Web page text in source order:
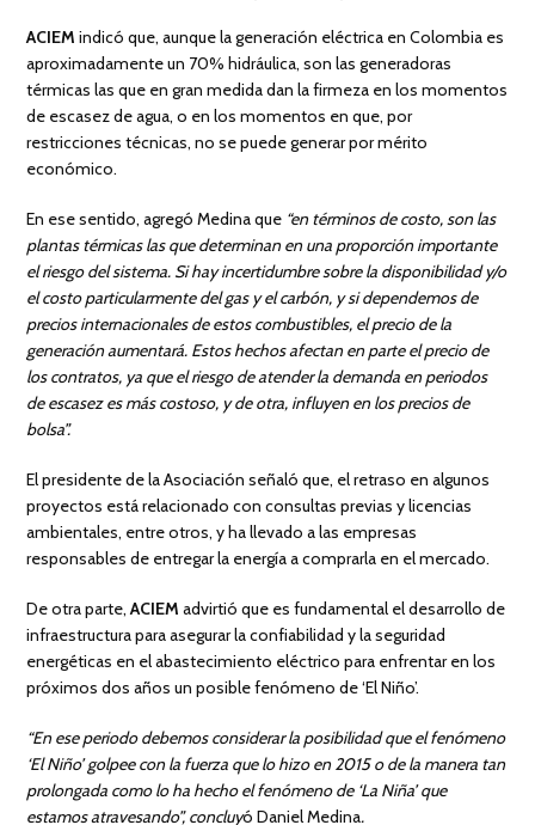
ACIEMindicó que, aunque la generación eléctrica en Colombia es
aproximadamente un 70% hidráulica, son las generadoras
térmicas las que en gran medida dan la firmeza en los momentos
de escasez de agua, o en los momentos en que, por
restricciones técnicas, no se puede generar por mérito
económico.
En ese sentido, agregó Medina que “en términos de costo, son las
plantas térmicas las que determinan en una proporción importante
el riesgo del sistema. Si hay incertidumbre sobre la disponibilidad y/o
el costo particularmente del gas y el carbón, y si dependemos de
precios internacionales de estos combustibles, el precio de la
generación aumentará. Estos hechos afectan en parte el precio de
los contratos, ya que el riesgo de atender la demanda en periodos
de escasez es más costoso, y de otra, influyen en los precios de
bolsa”.
El presidente de la Asociación señaló que, el retraso en algunos
proyectos está relacionado con consultas previas y licencias
ambientales, entre otros, y ha llevado a las empresas
responsables de entregar la energía a comprarla en el mercado.
De otra parte,ACIEMadvirtió que es fundamental el desarrollo de
infraestructura para asegurar la confiabilidad y la seguridad
energéticas en el abastecimiento eléctrico para enfrentar en los
próximos dos años un posible fenómeno de ‘El Niño’.
“En ese periodo debemos considerar la posibilidad que el fenómeno
‘El Niño’ golpee con la fuerza que lo hizo en 2015 o de la manera tan
prolongada como lo ha hecho el fenómeno de ‘La Niña’ que
estamos atravesando”, concluyó Daniel Medina.